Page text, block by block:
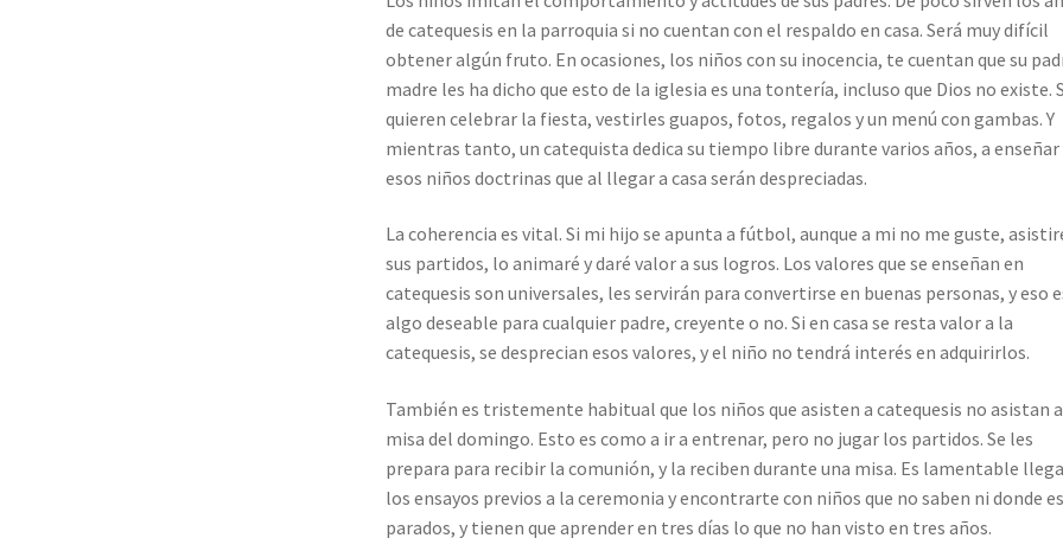
de catequesis en la parroquia si no cuentan con el respaldo en casa. Será muy difícil
obtener algún fruto. En ocasiones, los niños con su inocencia, te cuentan que su
madre les ha dicho que esto de la iglesia es una tontería, incluso que Dios no existe.
quieren celebrar la fiesta, vestirles guapos, fotos, regalos y un menú con gambas. Y
mientras tanto, un catequista dedica su tiempo libre durante varios años, a enseñar
esos niños doctrinas que al llegar a casa serán despreciadas.
La coherencia es vital. Si mi hijo se apunta a fútbol, aunque a mi no me guste,
sus partidos, lo animaré y daré valor a sus logros. Los valores que se enseñan en
catequesis son universales, les servirán para convertirse en buenas personas, y eso
algo deseable para cualquier padre, creyente o no. Si en casa se resta valor a la
catequesis, se desprecian esos valores, y el niño no tendrá interés en adquirirlos.
También es tristemente habitual que los niños que asisten a catequesis no asistan
misa del domingo. Esto es como a ir a entrenar, pero no jugar los partidos. Se les
prepara para recibir la comunión, y la reciben durante una misa. Es lamentable
los ensayos previos a la ceremonia y encontrarte con niños que no saben ni donde
parados, y tienen que aprender en tres días lo que no han visto en tres años.